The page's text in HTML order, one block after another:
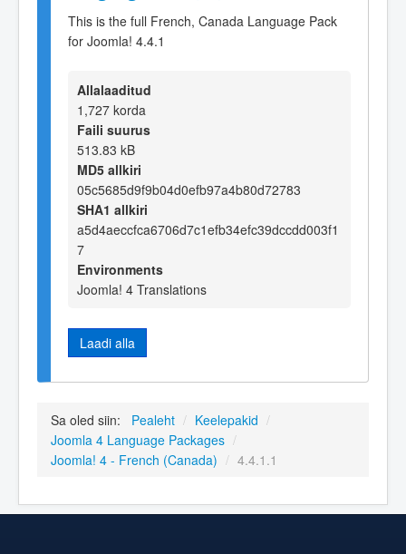
This is the full French, Canada Language Pack
for Joomla! 4.4.1
Allalaaditud
1,727 korda
Faili suurus
513.83 kB
MD5 allkiri
05c5685d9f9b04d0efb97a4b80d72783
SHA1 allkiri
a5d4aeccfca6706d7c1efb34efc39dccdd003f1
7
Environments
Joomla! 4 Translations
Laadi alla
Sa oled siin: Pealeht / Keelepakid /
Joomla 4 Language Packages /
Joomla! 4 - French (Canada) / 4.4.1.1